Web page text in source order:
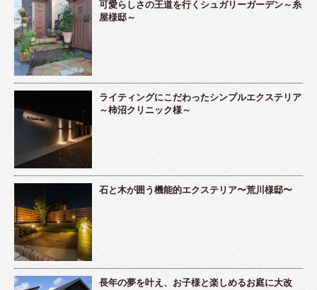
可愛らしさの王道を行くシュガリーガーデン～糸
屋様邸～
ライティングにこだわったシンプルエクステリア
～柿沼クリニック様～
石と木が囲う機能的エクステリア〜荒川様邸〜
長年の夢を叶え、お子様と楽しめるお庭に大改